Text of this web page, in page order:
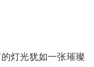
灯光犹如一张璀璨